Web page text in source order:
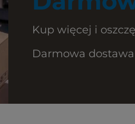
Kup więcej i
Darmowa dostawa